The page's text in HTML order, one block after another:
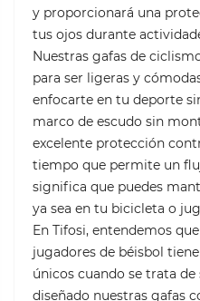
y proporcionará una
tus ojos durante
Nuestras gafas de
para ser ligeras y
enfocarte en tu deporte
marco de escudo sin
excelente protección
tiempo que permite un
significa que puedes
ya sea en tu bicicleta o
En Tifosi, entendemos
jugadores de béisbol
únicos cuando se trata
diseñado nuestras gafas